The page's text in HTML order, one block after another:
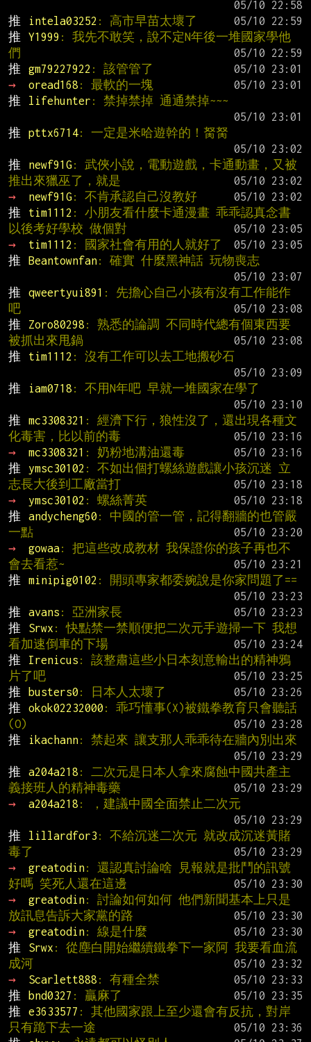
推
intela03252 : 高市早苗太壞了
推
Y1999 : 我先不敢笑，說不定N年後一堆國家學他
們
推
gm79227922 : 該管管了
→
oread168 : 最軟的一塊
推
lifehunter : 禁掉禁掉 通通禁掉~~~
推
pttx6714: 一定是米哈遊幹的！胬胬
推
newf91G: 武俠小說，電動遊戲，卡通動畫，又被
推出來獵巫了，就是
→
newf91G: 不肯承認自己沒教好
推
tim1112 : 小朋友看什麼卡通漫畫 乖乖認真念書
以後考好學校 做個對
→
tim1112 : 國家社會有用的人就好了
推
Beantownfan: 確實 什麼黑神話 玩物喪志
推
qweertyui891 : 先擔心自己小孩有沒有工作能作
吧
推
Zoro80298 : 熟悉的論調 不同時代總有個東西要
被抓出來甩鍋
推
tim1112 : 沒有工作可以去工地搬砂石
推
iam0718 : 不用N年吧 早就一堆國家在學了
推
mc3308321 : 經濟下行，狼性沒了，還出現各種文
化毒害，比以前的毒
→
mc3308321 : 奶粉地溝油還毒
推
ymsc30102 : 不如出個打螺絲遊戲讓小孩沉迷 立
志長大後到工廠當打
→
ymsc30102 : 螺絲菁英
推
andycheng60 : 中國的管一管，記得翻牆的也管嚴
一點
→
gowaa: 把這些改成教材 我保證你的孩子再也不
會去看惹~
推
minipig0102 : 開頭專家都委婉說是你家問題了==
推
avans : 亞洲家長
推
Srwx : 快點禁一禁順便把二次元手遊掃一下 我想
看加速倒車的下場
推
Irenicus : 該整肅這些小日本刻意輸出的精神鴉
片了吧
推
busters0 : 日本人太壞了
推
okok02232000 : 乖巧懂事(X)被鐵拳教育只會聽話
(O)
推
ikachann: 禁起來 讓支那人乖乖待在牆內別出來
推
a204a218 : 二次元是日本人拿來腐蝕中國共產主
義接班人的精神毒藥
→
a204a218 : ，建議中國全面禁止二次元
推
lillardfor3 : 不給沉迷二次元 就改成沉迷黃賭
毒了
→
greatodin: 還認真討論啥 見報就是批鬥的訊號
好嗎 笑死人還在這邊
→
greatodin: 討論如何如何 他們新聞基本上只是
放訊息告訴大家黨的路
→
greatodin: 線是什麼
推
Srwx : 從塵白開始繼續鐵拳下一家阿 我要看血流
成河
→
Scarlett888 : 有種全禁
推
bnd0327 : 贏麻了
推
e3633577 : 其他國家跟上至少還會有反抗，對岸
只有跪下去一途